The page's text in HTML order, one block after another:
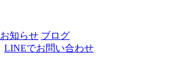
お知らせ ブログ
LINEでお問い合わせ